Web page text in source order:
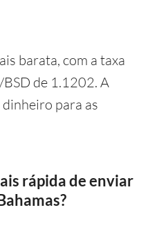
barata, com a taxa
de 1.1202. A
para as
rápida de enviar